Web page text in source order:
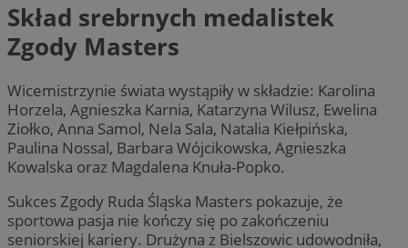
Skład srebrnych medalistek
Zgody Masters
Wicemistrzynie świata wystąpiły w składzie: Karolina
Horzela, Agnieszka Karnia, Katarzyna Wilusz, Ewelina
Ziołko, Anna Samol, Nela Sala, Natalia Kiełpińska,
Paulina Nossal, Barbara Wójcikowska, Agnieszka
Kowalska oraz Magdalena Knuła-Popko.
Sukces Zgody Ruda Śląska Masters pokazuje, że
sportowa pasja nie kończy się po zakończeniu
seniorskiej kariery. Drużyna z Bielszowic udowodniła,